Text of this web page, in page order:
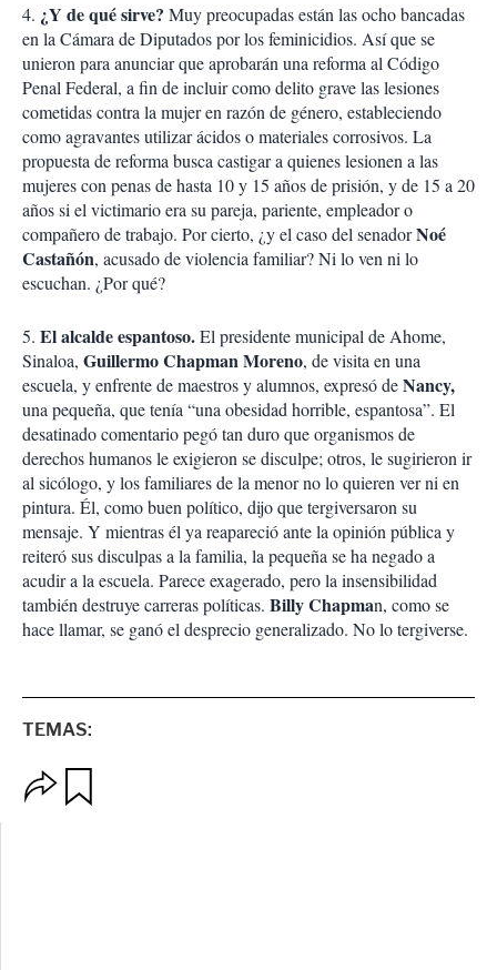
4. ¿Y de qué sirve? Muy preocupadas están las ocho bancadas
en la Cámara de Diputados por los feminicidios. Así que se
unieron para anunciar que aprobarán una reforma al Código
Penal Federal, a fin de incluir como delito grave las lesiones
cometidas contra la mujer en razón de género, estableciendo
como agravantes utilizar ácidos o materiales corrosivos. La
propuesta de reforma busca castigar a quienes lesionen a las
mujeres con penas de hasta 10 y 15 años de prisión, y de 15 a 20
años si el victimario era su pareja, pariente, empleador o
compañero de trabajo. Por cierto, ¿y el caso del senadorNoé
Castañón, acusado de violencia familiar? Ni lo ven ni lo
escuchan. ¿Por qué?
5. El alcalde espantoso.El presidente municipal de Ahome,
Sinaloa, Guillermo Chapman Moreno, de visita en una
escuela, y enfrente de maestros y alumnos, expresó deNancy,
una pequeña, que tenía “una obesidad horrible, espantosa”. El
desatinado comentario pegó tan duro que organismos de
derechos humanos le exigieron se disculpe; otros, le sugirieron ir
al sicólogo, y los familiares de la menor no lo quieren ver ni en
pintura. Él, como buen político, dijo que tergiversaron su
mensaje. Y mientras él ya reapareció ante la opinión pública y
reiteró sus disculpas a la familia, la pequeña se ha negado a
acudir a la escuela. Parece exagerado, pero la insensibilidad
también destruye carreras políticas. Billy Chapman, como se
hace llamar, se ganó el desprecio generalizado. No lo tergiverse.
TEMAS:
p